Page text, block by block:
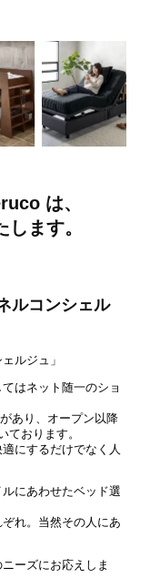
は、
ます。
ルコンシェル
ルジュ」
はネット随一のショ
あり、オープン以降
ております。
にするだけでなく人
にあわせたベッド選
れ。当然その人にあ
ーズにお応えしま